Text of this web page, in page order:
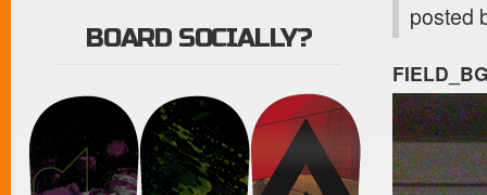
posted
BOARD SOCIALLY?